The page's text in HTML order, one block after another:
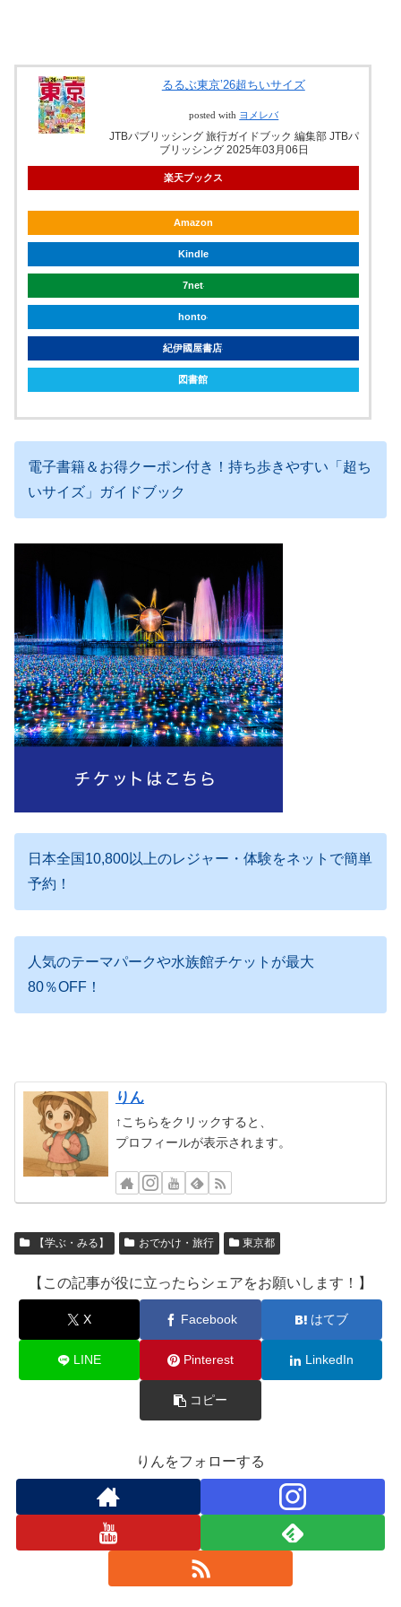
るるぶ東京’26超ちいサイズ
posted with ヨメレバ
JTBパブリッシング 旅行ガイドブック 編集部 JTBパ
ブリッシング 2025年03月06日
楽天ブックス
Amazon
Kindle
7net
honto
紀伊國屋書店
図書館
電子書籍＆お得クーポン付き！持ち歩きやすい「超ち
いサイズ」ガイドブック
日本全国10,800以上のレジャー・体験をネットで簡単
予約！
人気のテーマパークや水族館チケットが最大
80％OFF！
りん
↑こちらをクリックすると、
プロフィールが表示されます。
【学ぶ・みる】 おでかけ・旅行 東京都
【この記事が役に立ったらシェアをお願いします！】
X Facebook はてブ
LINE Pinterest LinkedIn
コピー
りんをフォローする